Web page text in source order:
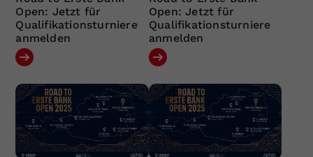
Open: Jetzt für
Qualifikationsturniere
anmelden
Open: Jetzt für
Qualifikationsturniere
anmelden